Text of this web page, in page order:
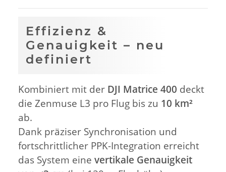
Effizienz &
Genauigkeit – neu
definiert
Kombiniert mit der DJI Matrice 400 deckt
die Zenmuse L3 pro Flug bis zu 10 km²
ab.
Dank präziser Synchronisation und
fortschrittlicher PPK-Integration erreicht
das System eine vertikale Genauigkeit